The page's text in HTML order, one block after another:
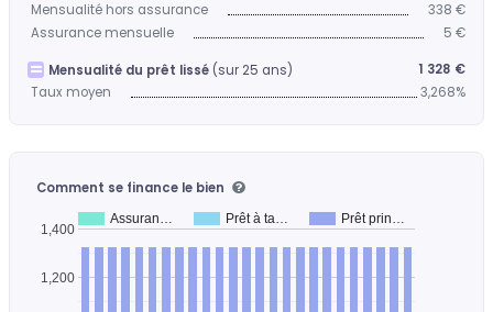
Mensualité hors assurance
338 €
Assurance mensuelle
5 €
Mensualité du prêt lissé (sur 25 ans)
1 328 €
Taux moyen
3,268%
Comment se finance le bien
Assuran… Prêt à ta… Prêt prin…
1,200
1,400